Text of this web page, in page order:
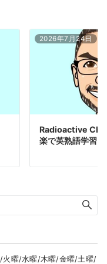
2026年7月24日
Radioactive
楽で英熟語学習
/火曜/水曜/木曜/金曜/土曜/